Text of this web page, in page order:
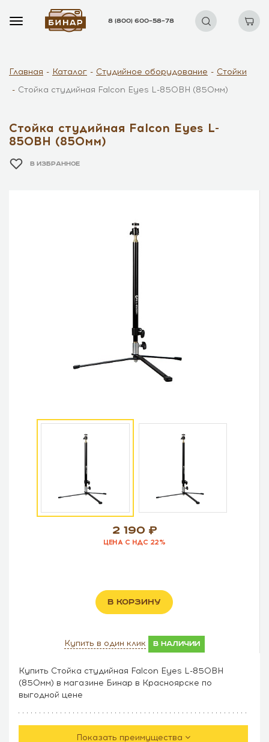
8 (800) 600–58–78
Главная Каталог Студийное оборудование
Стойки
Стойка студийная Falcon Eyes L-850BH (850мм)
Стойка студийная Falcon Eyes L-
850BH (850мм)
В ИЗБРАННОЕ
2 190
ЦЕНА С НДС 22%
В КОРЗИНУ
Купить в один клик в наличии
Купить Стойка студийная Falcon Eyes L-850BH
(850мм) в магазине Бинар в Красноярске по
выгодной цене
Показать преимущества